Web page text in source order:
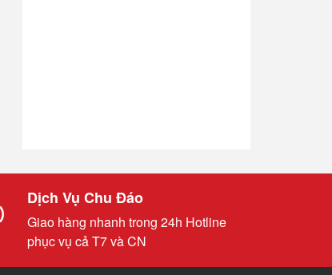
Dịch Vụ Chu Đáo
Giao hàng nhanh trong 24h Hotline
phục vụ cả T7 và CN